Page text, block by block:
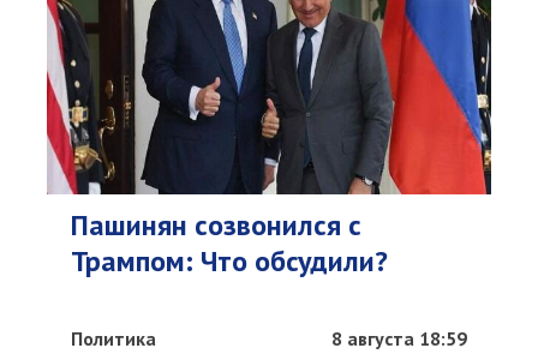
Пашинян созвонился с
Трампом: Что обсудили?
Политика 8 августа 18:59